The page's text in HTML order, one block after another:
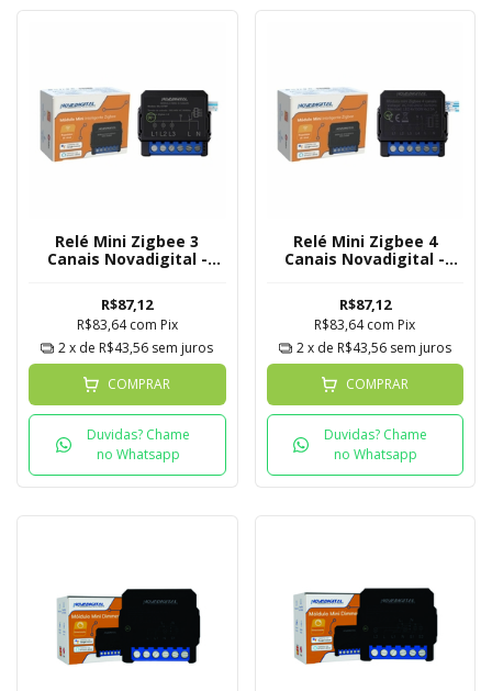
Relé Mini Zigbee 3
Canais Novadigital -
R$87,12
R$83,64com Pix
2x de R$43,56 sem juros
COMPRAR
Duvidas? Chame
no Whatsapp
Relé Mini Zigbee 4
Canais Novadigital -
R$87,12
R$83,64com Pix
2x de R$43,56 sem juros
COMPRAR
Duvidas? Chame
no Whatsapp